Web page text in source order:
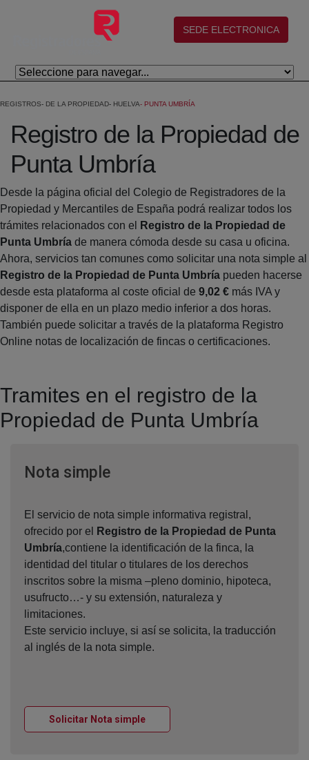
Skip to Main Content
(abre en nueva ventana)
SEDE ELECTRONICA
REGISTROS DE LA PROPIEDAD HUELVA PUNTA UMBRÍA
Registro de la Propiedad de
Punta Umbría
Desde la página oficial del Colegio de Registradores de la
Propiedad y Mercantiles de España podrá realizar todos los
trámites relacionados con el
Registro de la Propiedad de
Punta Umbría de manera cómoda desde su casa u oficina.
Ahora, servicios tan comunes como solicitar una nota simple al
Registro de la Propiedad de Punta Umbría pueden hacerse
desde esta plataforma al coste oficial de 9,02 € más IVA y
disponer de ella en un plazo medio inferior a dos horas.
También puede solicitar a través de la plataforma Registro
Online notas de localización de fincas o certificaciones.
Tramites en el registro de la
Propiedad de Punta Umbría
Nota simpleVentana nueva
El servicio de nota simple informativa registral,
ofrecido por el
Registro de la Propiedad de Punta
Umbría,contiene la identificación de la finca, la
identidad del titular o titulares de los derechos
inscritos sobre la misma –pleno dominio, hipoteca,
usufructo…- y su extensión, naturaleza y
limitaciones.
Este servicio incluye, si así se solicita, la traducción
al inglés de la nota simple.
Solicitar Nota simpleVentana nueva